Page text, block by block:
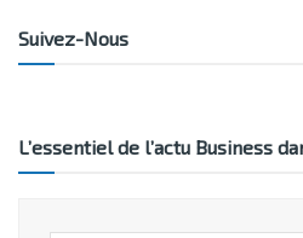
Suivez-Nous
L’essentiel de l’actu Business